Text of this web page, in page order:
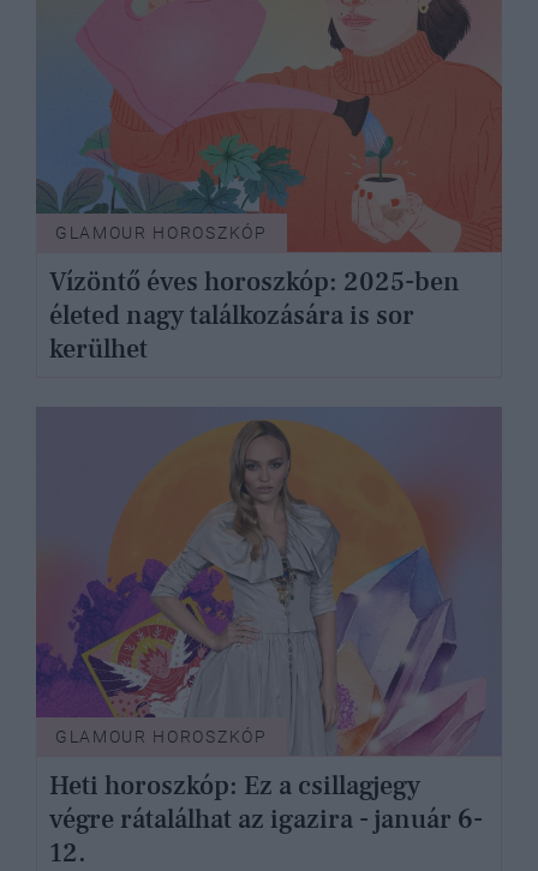
GLAMOUR HOROSZKÓP
Vízöntő éves horoszkóp: 2025-ben
életed nagy találkozására is sor
kerülhet
GLAMOUR HOROSZKÓP
Heti horoszkóp: Ez a csillagjegy
végre rátalálhat az igazira - január 6-
12.